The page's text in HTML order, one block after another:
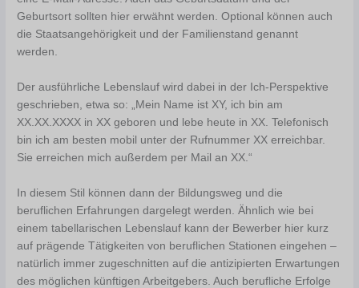
Geburtsort sollten hier erwähnt werden. Optional können auch
die Staatsangehörigkeit und der Familienstand genannt
werden.
Der ausführliche Lebenslauf wird dabei in der Ich-Perspektive
geschrieben, etwa so: „Mein Name ist XY, ich bin am
XX.XX.XXXX in XX geboren und lebe heute in XX. Telefonisch
bin ich am besten mobil unter der Rufnummer XX erreichbar.
Sie erreichen mich außerdem per Mail an XX.“
In diesem Stil können dann der Bildungsweg und die
beruflichen Erfahrungen dargelegt werden. Ähnlich wie bei
einem tabellarischen Lebenslauf kann der Bewerber hier kurz
auf prägende Tätigkeiten von beruflichen Stationen eingehen –
natürlich immer zugeschnitten auf die antizipierten Erwartungen
des möglichen künftigen Arbeitgebers. Auch berufliche Erfolge